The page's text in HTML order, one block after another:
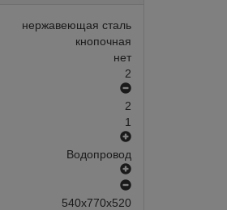
Нравится
нержавеющая сталь
кнопочная
нет
2
нет
2
1
есть
Водопровод
есть
нет
540х770х520